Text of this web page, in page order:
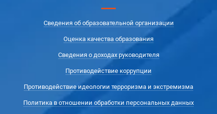
Сведения об образовательной организации
Оценка качества образования
Сведения о доходах руководителя
Противодействие коррупции
Противодействие идеологии терроризма и экстремизма
Политика в отношении обработки персональных данных